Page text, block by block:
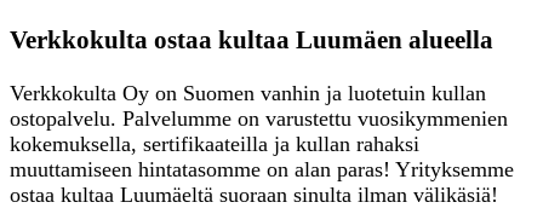
Verkkokulta ostaa kultaa Luumäen alueella
Verkkokulta Oy on Suomen vanhin ja luotetuin kullan
ostopalvelu. Palvelumme on varustettu vuosikymmenien
kokemuksella, sertifikaateilla ja kullan rahaksi
muuttamiseen hintatasomme on alan paras! Yrityksemme
ostaa kultaa Luumäeltä suoraan sinulta ilman välikäsiä!